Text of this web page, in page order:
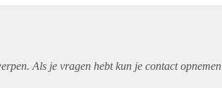
Als je vragen hebt kun je contact opnemen